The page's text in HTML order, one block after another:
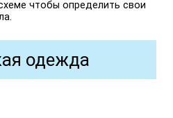
чтобы определить свои
одежда